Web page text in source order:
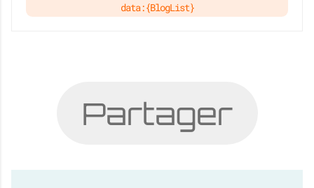
data:{BlogList}
Partager